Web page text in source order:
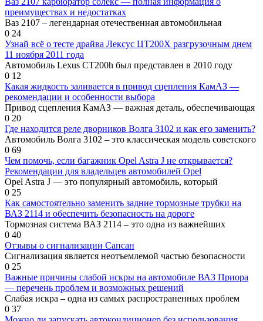
преимуществах и недостатках
Ваз 2107 – легендарная отечественная автомобильная
0 24
Узнай всё о тесте драйва Лексус ЦТ200Х разгрузочным днем
11 ноября 2011 года
Автомобиль Lexus CT200h был представлен в 2010 году
0 12
Какая жидкость заливается в привод сцепления КамАЗ —
рекомендации и особенности выбора
Привод сцепления КамАЗ — важная деталь, обеспечивающая
0 20
Где находится реле дворников Волга 3102 и как его заменить?
Автомобиль Волга 3102 – это классическая модель советского
0 69
Чем помочь, если багажник Opel Astra J не открывается?
Рекомендации для владельцев автомобилей Opel
Opel Astra J — это популярный автомобиль, который
0 25
Как самостоятельно заменить задние тормозные трубки на
ВАЗ 2114 и обеспечить безопасность на дороге
Тормозная система ВАЗ 2114 – это одна из важнейших
0 40
Отзывы о сигнализации Сапсан
Сигнализация является неотъемлемой частью безопасности
0 25
Важные причины слабой искры на автомобиле ВАЗ Приора
— перечень проблем и возможных решений
Слабая искра – одна из самых распространенных проблем
0 37